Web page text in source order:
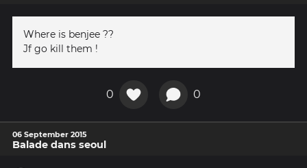
Where is benjee ??
Jf go kill them !
0 0
06 September 2015
Balade dans seoul